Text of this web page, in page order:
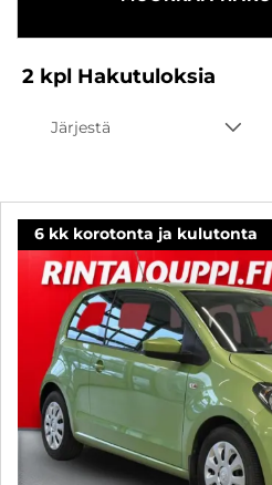
2 kpl Hakutuloksia
Järjestä
6 kk korotonta ja kulutonta